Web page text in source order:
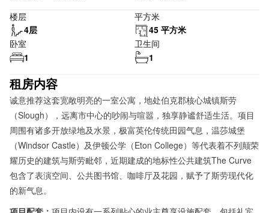
楼层
4层
平方米
45 平方米
卧室
1
卫生间
1
租房内容
诚意推荐这套宽敞明亮的一室公寓，地处伯克郡核心城镇斯劳
（Slough），远离市中心的吵闹与喧嚣，独享静谧舒适生活。项目
周围有诸多开放绿地及水景，极富英伦传统田园气息，温莎城堡
（Windsor Castle）及伊顿公学（Eton College）等代表着不列颠荣
耀历史的建筑与斯劳毗邻，近期建成的地标性公共建筑The Curve
包含了表演空间、公共图书馆、咖啡厅及花园，赋予了斯劳现代化
的新气息。